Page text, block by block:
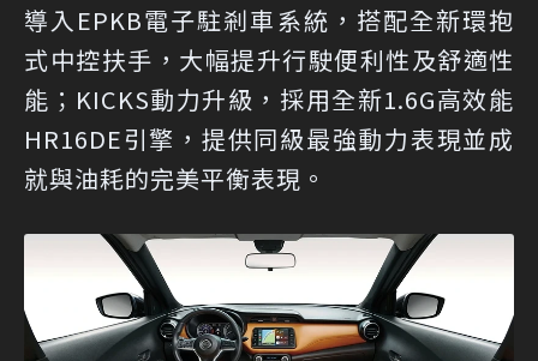
導入EPKB電子駐剎車系統，搭配全新環抱
式中控扶手，大幅提升行駛便利性及舒適性
能；KICKS動力升級，採用全新1.6G高效能
HR16DE引擎，提供同級最強動力表現並成
就與油耗的完美平衡表現。